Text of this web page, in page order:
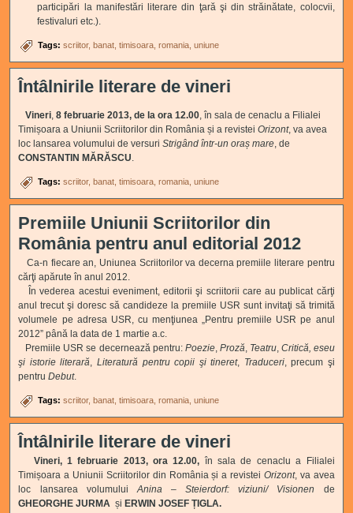
participări la manifestări literare din ţară şi din străinătate, colocvii,
festivaluri etc.).
Tags:scriitor banat timisoara romania uniune
Întâlnirile literare de vineri
Vineri,8 februarie 2013, de la ora 12.00, în sala de cenaclu a Filialei
Timișoara a Uniunii Scriitorilor din România și a revisteiOrizont, va avea
loc lansarea volumului de versuriStrigând într-un oraș mare, de
CONSTANTIN MĂRĂSCU.
Tags:scriitor banat timisoara romania uniune
Premiile Uniunii Scriitorilor din
România pentru anul editorial 2012
Ca-n fiecare an, Uniunea Scriitorilor va decerna premiile literare pentru
cărţi apărute în anul 2012.
În vederea acestui eveniment, editorii şi scriitorii care au publicat cărţi
anul trecut şi doresc să candideze la premiile USR sunt invitaţi să trimită
volumele pe adresa USR, cu menţiunea „Pentru premiile USR pe anul
2012” până la data de 1 martie a.c.
Premiile USR se decernează pentru: Poezie, Proză, Teatru, Critică, eseu
şi istorie literară, Literatură pentru copii şi tineret, Traduceri, precum şi
pentruDebut.
Tags:scriitor banat timisoara romania uniune
Întâlnirile literare de vineri
Vineri, 1 februarie 2013, ora 12.00, în sala de cenaclu a Filialei
Timișoara a Uniunii Scriitorilor din România și a revistei Orizont, va avea
loc lansarea volumuluiAnina – Steierdorf: viziuni/ Visionen
de
GHEORGHE JURMA și ERWIN JOSEF ȚIGLA.